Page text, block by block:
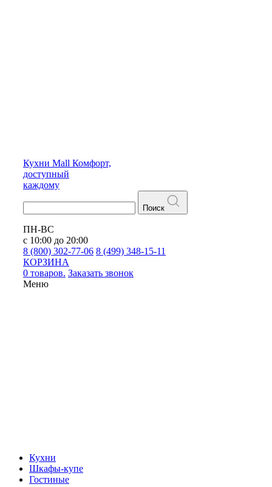
Кухни Mall Комфорт,
доступный
каждому
Поиск
ПН-ВС
с 10:00 до 20:00
8 (800) 302-77-06 8 (499) 348-15-11
КОРЗИНА
0 товаров. Заказать звонок
Меню
Кухни
Шкафы-купе
Гостиные